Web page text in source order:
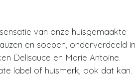
van onze huisgemaakte
en soepen, onderverdeeld in
Delisauce en Marie Antoine.
label of huismerk, ook dat kan.